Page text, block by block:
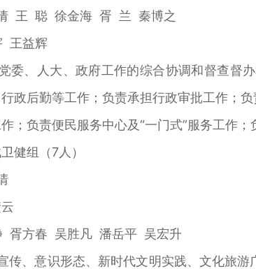
王 聪 徐金海 胥 兰 秦博之
益辉
人大、政府工作的综合协调和督查督办
政后勤等工作；负责承担行政审批工作；
；负责便民服务中心及“一门式”服务工作；
组（7人）
方春 吴胜凡 潘岳平 吴宏升
意识形态、新时代文明实践、文化旅游